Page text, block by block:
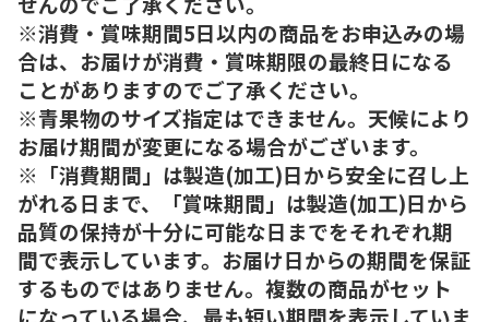
※消費・賞味期間5日以内の商品をお申込みの場
合は、お届けが消費・賞味期限の最終日になる
ことがありますのでご了承ください。
※青果物のサイズ指定はできません。天候により
お届け期間が変更になる場合がございます。
※「消費期間」は製造(加工)日から安全に召し上
がれる日まで、「賞味期間」は製造(加工)日から
品質の保持が十分に可能な日までをそれぞれ期
間で表示しています。お届け日からの期間を保証
するものではありません。複数の商品がセット
になっている場合、最も短い期間を表示していま